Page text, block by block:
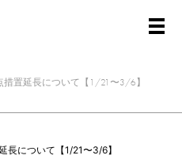
メ
措置延長について【1/21〜3/6】
長について【1/21〜3/6】